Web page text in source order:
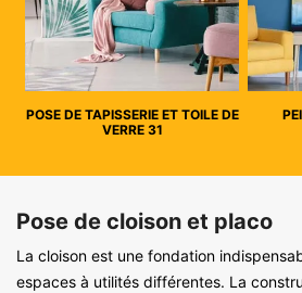
POSE DE TAPISSERIE ET TOILE DE
VERRE 31
Pose de cloison et placo
La cloison est une fondation
espaces à utilités différentes. La